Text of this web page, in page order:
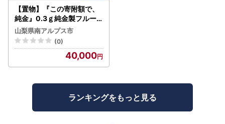
前後となります。欠品時はさらに遅れる場合もございます。
【ご注文に際してご入力ください】
・申込の際にはお礼の品の受取希望の時間帯をご入力くださ
い。
（ご希望いただいた時間帯に配達できない地域がございま
ご不在日や長期不在になる期間がある場合は、必ず備考欄
へご入力ください。
・番地や建物名等は必ずご入力ください。
【置物】『この寄附額で、
純金』0.3ｇ純金製フルー
ツプレート【ブドウ ・マス
カット】 ALPBK190
山梨県南アルプス市
(0)
40,000
ランキングをもっと見る